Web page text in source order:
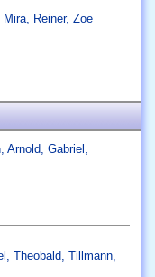
Mira, Reiner, Zoe
, Arnold Gabriel
Theobald Tillmann,